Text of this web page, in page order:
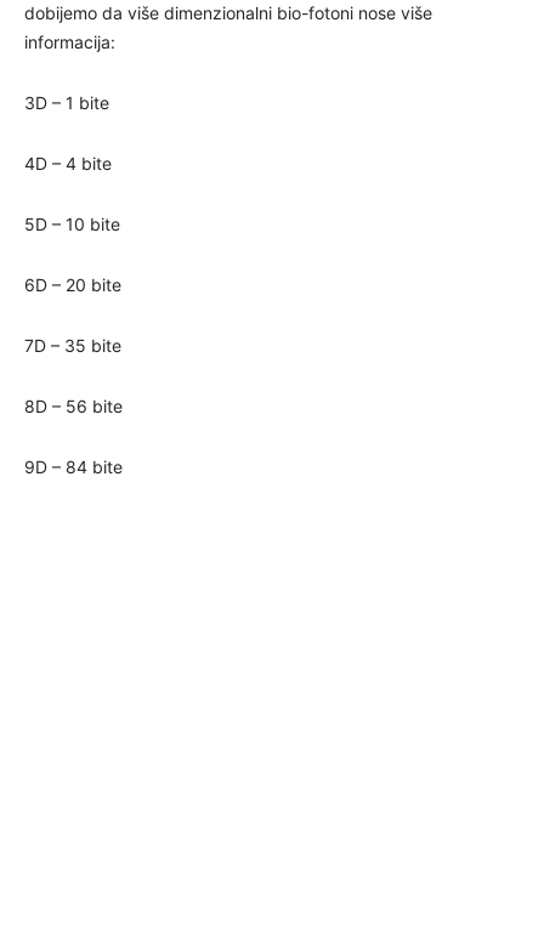
dobijemo da više dimenzionalni bio-fotoni nose više
informacija:
3D – 1 bite
4D – 4 bite
5D – 10 bite
6D – 20 bite
7D – 35 bite
8D – 56 bite
9D – 84 bite